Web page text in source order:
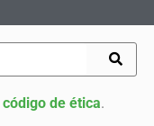
código de ética.